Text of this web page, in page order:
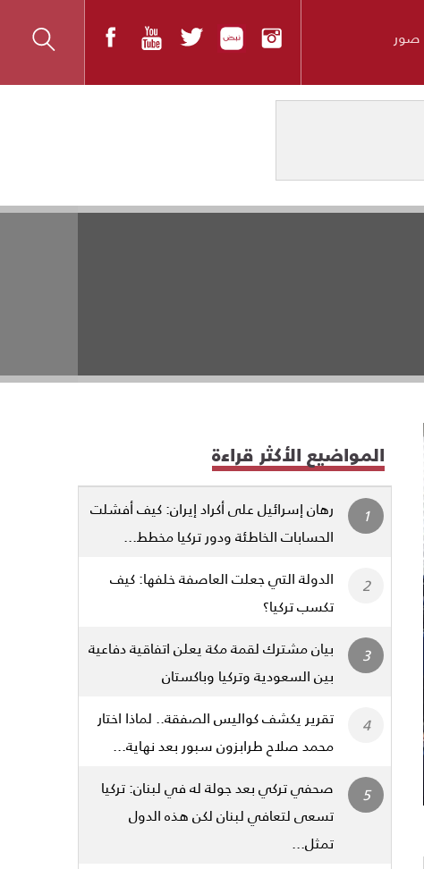
صور
المواضيع الأكثر قراءة
رهان إسرائيل على أكراد إيران: كيف أفشلت
الحسابات الخاطئة ودور تركيا مخطط...
الدولة التي جعلت العاصفة خلفها: كيف
تكسب تركيا؟
بيان مشترك لقمة مكة يعلن اتفاقية دفاعية
بين السعودية وتركيا وباكستان
تقرير يكشف كواليس الصفقة.. لماذا اختار
محمد صلاح طرابزون سبور بعد نهاية...
صحفي تركي بعد جولة له في لبنان: تركيا
تسعى لتعافي لبنان لكن هذه الدول
تمثل...